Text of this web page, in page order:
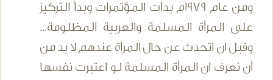
ومن عام 1979م بدأت المؤتمرات وبدأ التركيز
على المرأة المسلمة والعربية المظلومة...
وقبل ان اتحدث عن حال المرأة عندهم لا بد من
أن نعرف ان المرأة المسلمة لو اعتبرت نفسها